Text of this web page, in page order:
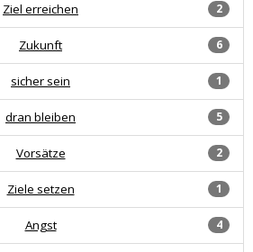
2
Ziel erreichen
6
Zukunft
1
sicher sein
5
dran bleiben
2
Vorsätze
1
Ziele setzen
4
Angst